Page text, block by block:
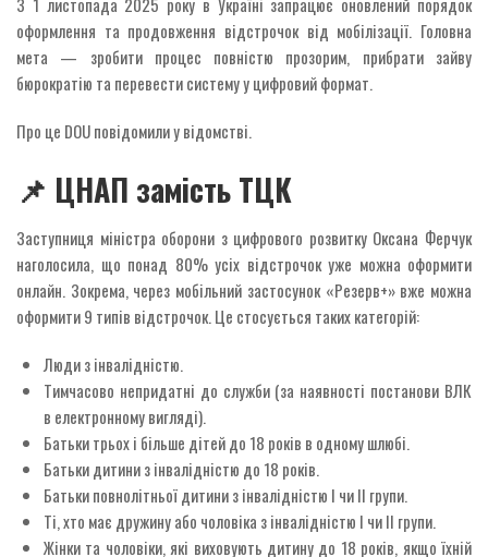
З 1 листопада 2025 року в Україні запрацює оновлений порядок
оформлення та продовження відстрочок від мобілізації. Головна
мета — зробити процес повністю прозорим, прибрати зайву
бюрократію та перевести систему у цифровий формат.
Про це DOU повідомили у відомстві.
📌 ЦНАП замість ТЦК
Заступниця міністра оборони з цифрового розвитку Оксана Ферчук
наголосила, що понад 80% усіх відстрочок уже можна оформити
онлайн. Зокрема, через мобільний застосунок «Резерв+» вже можна
оформити 9 типів відстрочок. Це стосується таких категорій:
Люди з інвалідністю.
Тимчасово непридатні до служби (за наявності постанови ВЛК
в електронному вигляді).
Батьки трьох і більше дітей до 18 років в одному шлюбі.
Батьки дитини з інвалідністю до 18 років.
Батьки повнолітньої дитини з інвалідністю I чи II групи.
Ті, хто має дружину або чоловіка з інвалідністю I чи II групи.
Жінки та чоловіки, які виховують дитину до 18 років, якщо їхній